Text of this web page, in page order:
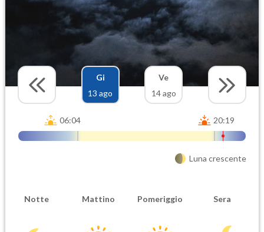
Gi
13 ago
Ve
14 ago
06:04 20:19
Luna crescente
Notte Mattino Pomeriggio Sera